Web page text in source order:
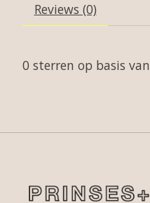
Reviews (0)
0 sterren op basis van